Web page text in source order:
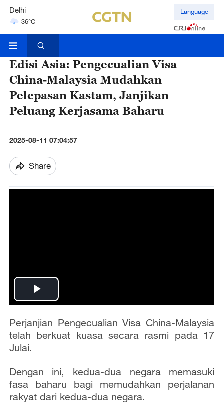
Delhi
36°C
Hyderabad
Language
Edisi Asia: Pengecualian Visa
China-Malaysia Mudahkan
Pelepasan Kastam, Janjikan
Peluang Kerjasama Baharu
2025-08-11 07:04:57
Share
P
l
y
V
Perjanjian Pengecualian Visa China-Malaysia
telah berkuat kuasa secara rasmi pada 17
Julai.
Dengan ini, kedua-dua negara memasuki
fasa baharu bagi memudahkan perjalanan
rakyat dari kedua-dua negara.